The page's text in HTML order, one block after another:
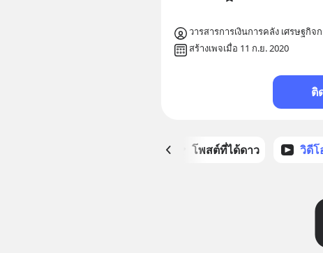
วารสารการเงินการคลัง เศรษฐกิ
สร้างเพจเมื่อ 11 ก.ย. 2020
ติ
โพสต์ที่ได้ดาว วิดีโ